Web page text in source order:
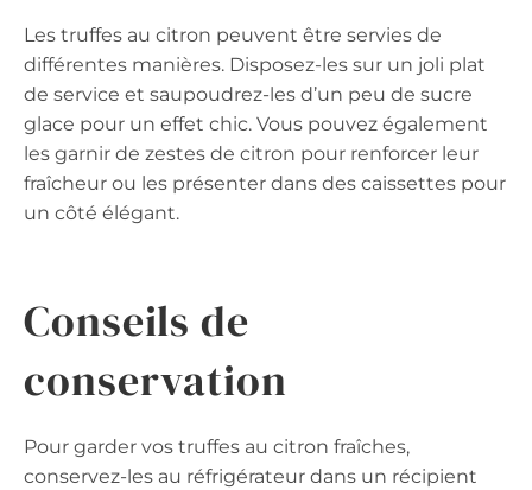
Les truffes au citron peuvent être servies de
différentes manières. Disposez-les sur un joli plat
de service et saupoudrez-les d’un peu de sucre
glace pour un effet chic. Vous pouvez également
les garnir de zestes de citron pour renforcer leur
fraîcheur ou les présenter dans des caissettes pour
un côté élégant.
Conseils de
conservation
Pour garder vos truffes au citron fraîches,
conservez-les au réfrigérateur dans un récipient